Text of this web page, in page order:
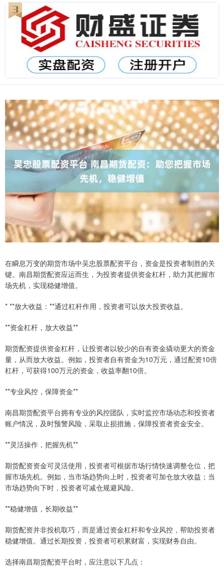
在瞬息万变的期货市场中吴忠股票配资平台，资金是投资者制胜的关
键。南昌期货配资应运而生，为投资者提供资金杠杆，助力其把握市
场先机，实现稳健增值。
* **放大收益：**通过杠杆作用，投资者可以放大投资收益。
**资金杠杆，放大收益**
期货配资提供资金杠杆，让投资者以较少的自有资金撬动更大的资金
量，从而放大收益。例如，投资者自有资金为10万元，通过配资10倍
杠杆，可获得100万元的资金，收益率翻10倍。
**专业风控，保障资金**
南昌期货配资平台拥有专业的风控团队，实时监控市场动态和投资者
账户情况，及时预警风险，采取止损措施，保障投资者资金安全。
**灵活操作，把握先机**
期货配资资金可灵活使用，投资者可根据市场行情快速调整仓位，把
握市场先机。例如，当市场趋势向上时，投资者可加仓放大收益；当
市场趋势向下时，投资者可减仓规避风险。
**稳健增值，长期收益**
期货配资并非投机取巧，而是通过资金杠杆和专业风控，帮助投资者
稳健增值。通过长期投资，投资者可积累财富，实现财务自由。
选择南昌期货配资平台时，应注意以下几点：